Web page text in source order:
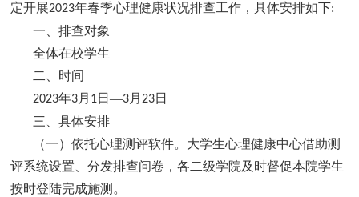
定开展2023年春季心理健康状况排查工作，具体安排如下:
一、排查对象
全体在校学生
二、时间
2023年3月 1日—3月 23日
三、具体安排
（一）依托心理测评软件。大学生心理健康中心借助测
评系统设置、分发排查问卷，各二级学院及时督促本院学生
按时登陆完成施测。